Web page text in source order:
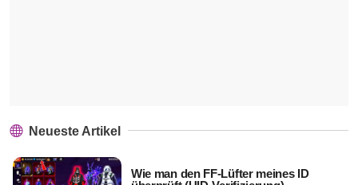
Neueste Artikel
Wie man den FF-Lüfter meines ID